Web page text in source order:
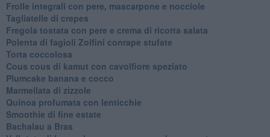
Frolle integrali con pere, mascarpone e nocciole
Tagliatelle di crepes
Fregola tostata con pere e crema di ricotta salata
Polenta di fagioli Zolfini conrape stufate
Torta coccolosa
Cous cous di kamut con cavolfiore speziato
Plumcake banana e cocco
Marmellata di zizzole
Quinoa profumata con lenticchie
Smoothie di fine estate
Bachalau a Bras